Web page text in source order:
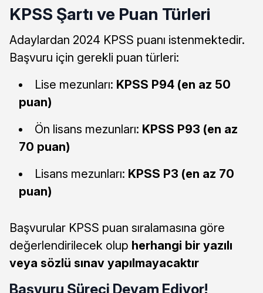
KPSS Şartı ve Puan Türleri
Adaylardan 2024 KPSS puanı istenmektedir.
Başvuru için gerekli puan türleri:
Lise mezunları: KPSS P94 (en az 50
puan)
Ön lisans mezunları: KPSS P93 (en az
70 puan)
Lisans mezunları: KPSS P3 (en az 70
puan)
Başvurular KPSS puan sıralamasına göre
değerlendirilecek olup herhangi bir yazılı
veya sözlü sınav yapılmayacaktır
Başvuru Süreci Devam Ediyor!